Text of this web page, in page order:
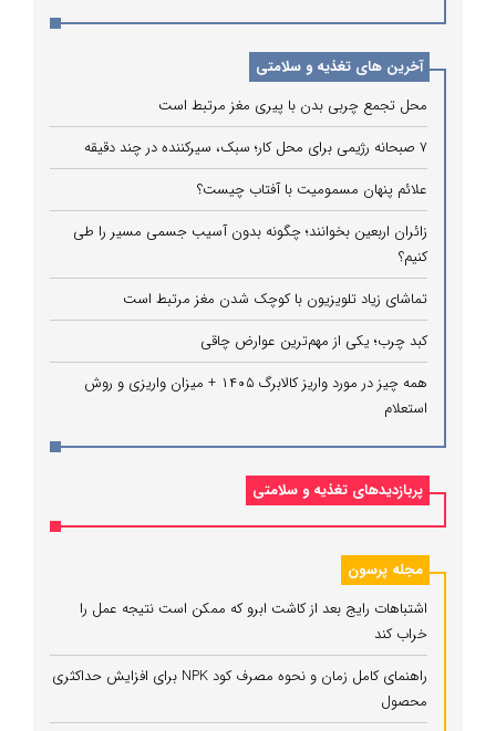
آخرین های تغذیه و سلامتی
محل تجمع چربی بدن با پیری مغز مرتبط است
۷ صبحانه رژیمی برای محل کار؛ سبک، سیرکننده در چند دقیقه
علائم پنهان مسمومیت با آفتاب چیست؟
زائران اربعین بخوانند؛ چگونه بدون آسیب جسمی مسیر را طی
کنیم؟
تماشای زیاد تلویزیون با کوچک شدن مغز مرتبط است
کبد چرب؛ یکی از مهم‌ترین عوارض چاقی
همه چیز در مورد واریز کالابرگ ۱۴۰۵ + میزان واریزی و روش
استعلام
پربازدیدهای تغذیه و سلامتی
مجله پرسون
اشتباهات رایج بعد از کاشت ابرو که ممکن است نتیجه عمل را
خراب کند
راهنمای کامل زمان و نحوه مصرف کود NPK برای افزایش حداکثری
محصول